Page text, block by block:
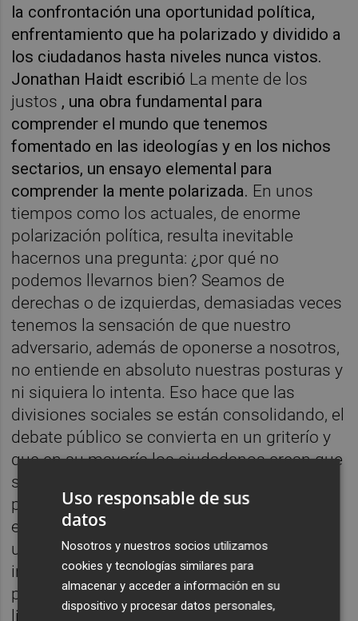
la confrontación una oportunidad política,
enfrentamiento que ha polarizado y dividido a
los ciudadanos hasta niveles nunca vistos.
Jonathan Haidt escribió La mente de los
justos , una obra fundamental para
comprender el mundo que tenemos
fomentado en las ideologías y en los nichos
sectarios, un ensayo elemental para
comprender la mente polarizada. En unos
tiempos como los actuales, de enorme
polarización política, resulta inevitable
hacernos una pregunta: ¿por qué no
podemos llevarnos bien? Seamos de
derechas o de izquierdas, demasiadas veces
tenemos la sensación de que nuestro
adversario, además de oponerse a nosotros,
no entiende en absoluto nuestras posturas y
ni siquiera lo intenta. Eso hace que las
divisiones sociales se están consolidando, el
debate público se convierta en un griterío y
que en su mayoría los ciudadanos crean que
sólo ellos están en lo cierto. Muchas
personas, guiadas por razones morales que
en realidad no son fruto de la razón, sino de
un tribalismo parcialmente innato, son
incapaces de entender que tanto los
progresistas como los conservadores o los
liberales, los creyentes y los ateos, tienen
Uso responsable de sus
datos
Nosotros y nuestros socios utilizamos
cookies y tecnologías similares para
almacenar y acceder a información en su
dispositivo y procesar datos personales,